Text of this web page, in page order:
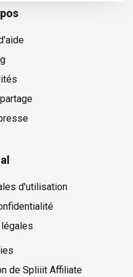
d'utilisation
de Spliiit Affiliate